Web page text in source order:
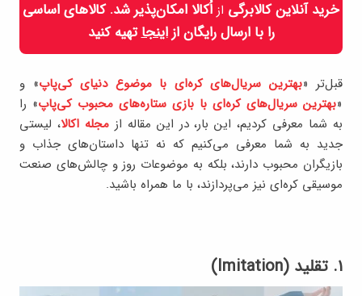
خرید آنلاین کالابرگی از اُکالا امکان‌پذیر شد. کالاهای اساسی
را با ارسال رایگان ازاینجاتهیه کنید
قبل‌تر «بهترین سریال‌های کره‌ای با موضوع دنیای کی‌پاپ» و
«بهترین سریال‌های کره‌ای با بازی ستاره‌های محبوب کی‌‌پاپ» را
به شما معرفی کردیم، این بار، در این مقاله ازمجله اکالا، لیستی
جدید به شما معرفی می‌کنیم که نه تنها داستان‌های جذاب و
بازیگران محبوب دارند، بلکه به موضوعات روز و چالش‌های صنعت
موسیقی کره‌ای نیز می‌پردازند، با ما همراه باشید.
۱. تقلید (Imitation)